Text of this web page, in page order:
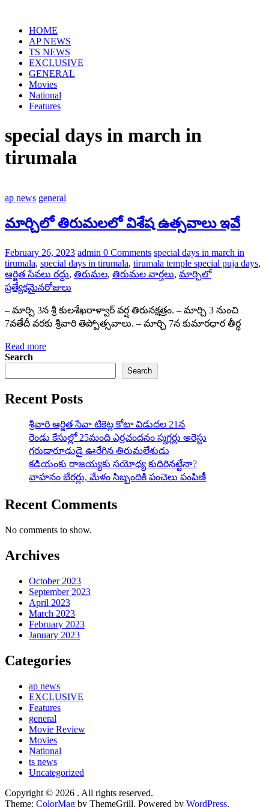
contentHOME
AP NEWS
TS NEWS
EXCLUSIVE
GENERAL
Movies
National
Features
special days in march in
tirumala
ap news general
మార్చిలో తిరుమలలో విశేష ఉత్సవాలు ఇవే
February 26, 2023 admin 0 Comments special days in march in
tirumala, special days in tirumala, tirumala temple special puja days,
ఆర్జిత సేవలు రద్దు, తిరుమల, తిరుమల వార్తలు, మార్చిలో
ప్రత్యేకమైనరోజులు
– మార్చి 3న శ్రీ కులశేఖరాళ్వార్ వర్ష తిరునక్షత్రం. – మార్చి 3 నుంచి
7వతేదీ వరకు శ్రీవారి తెప్పోత్సవాలు. – మార్చి 7న కుమారధార తీర్థ
Read more
Search
Search
Recent Posts
శ్రీవారి ఆర్జిత సేవా టికెట్ల కోటా విడుదల 21న
రెండు కేసుల్లో 25మంది ఎర్రచందనం స్మగ్లర్లు అరెస్టు
గరుడారూఢుడై ఊరేగిన తిరుమలేశుడు
కడియంకు రాజయ్యకు సయోధ్య కుదిరినట్టేనా?
వాహ‌నం బేర‌ర్లు, మేళం సిబ్బందికి పంచెలు పంపిణీ
Recent Comments
No comments to show.
Archives
October 2023
September 2023
April 2023
March 2023
February 2023
January 2023
Categories
ap news
EXCLUSIVE
Features
general
Movie Review
Movies
National
ts news
Uncategorized
Copyright © 2026 . All rights reserved.
Theme: ColorMag by ThemeGrill. Powered by WordPress.